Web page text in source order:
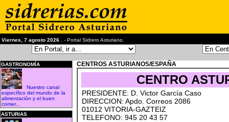
Viernes, 7 agosto 2026 . - Portal Sidrero Asturiano.
GASTRONOMÍA
Nuestro canal
específico del mundo de la
alimentación y el buen
comer...
ASTURIAS
CENTROS ASTURIANOS/ESPAÑA
CENTRO
PRESIDENTE: D. Victor García Caso
DIRECCION: Apdo. Correos 2086
01012 VITORIA-GAZTEIZ
TELEFONO: 945 20 43 57